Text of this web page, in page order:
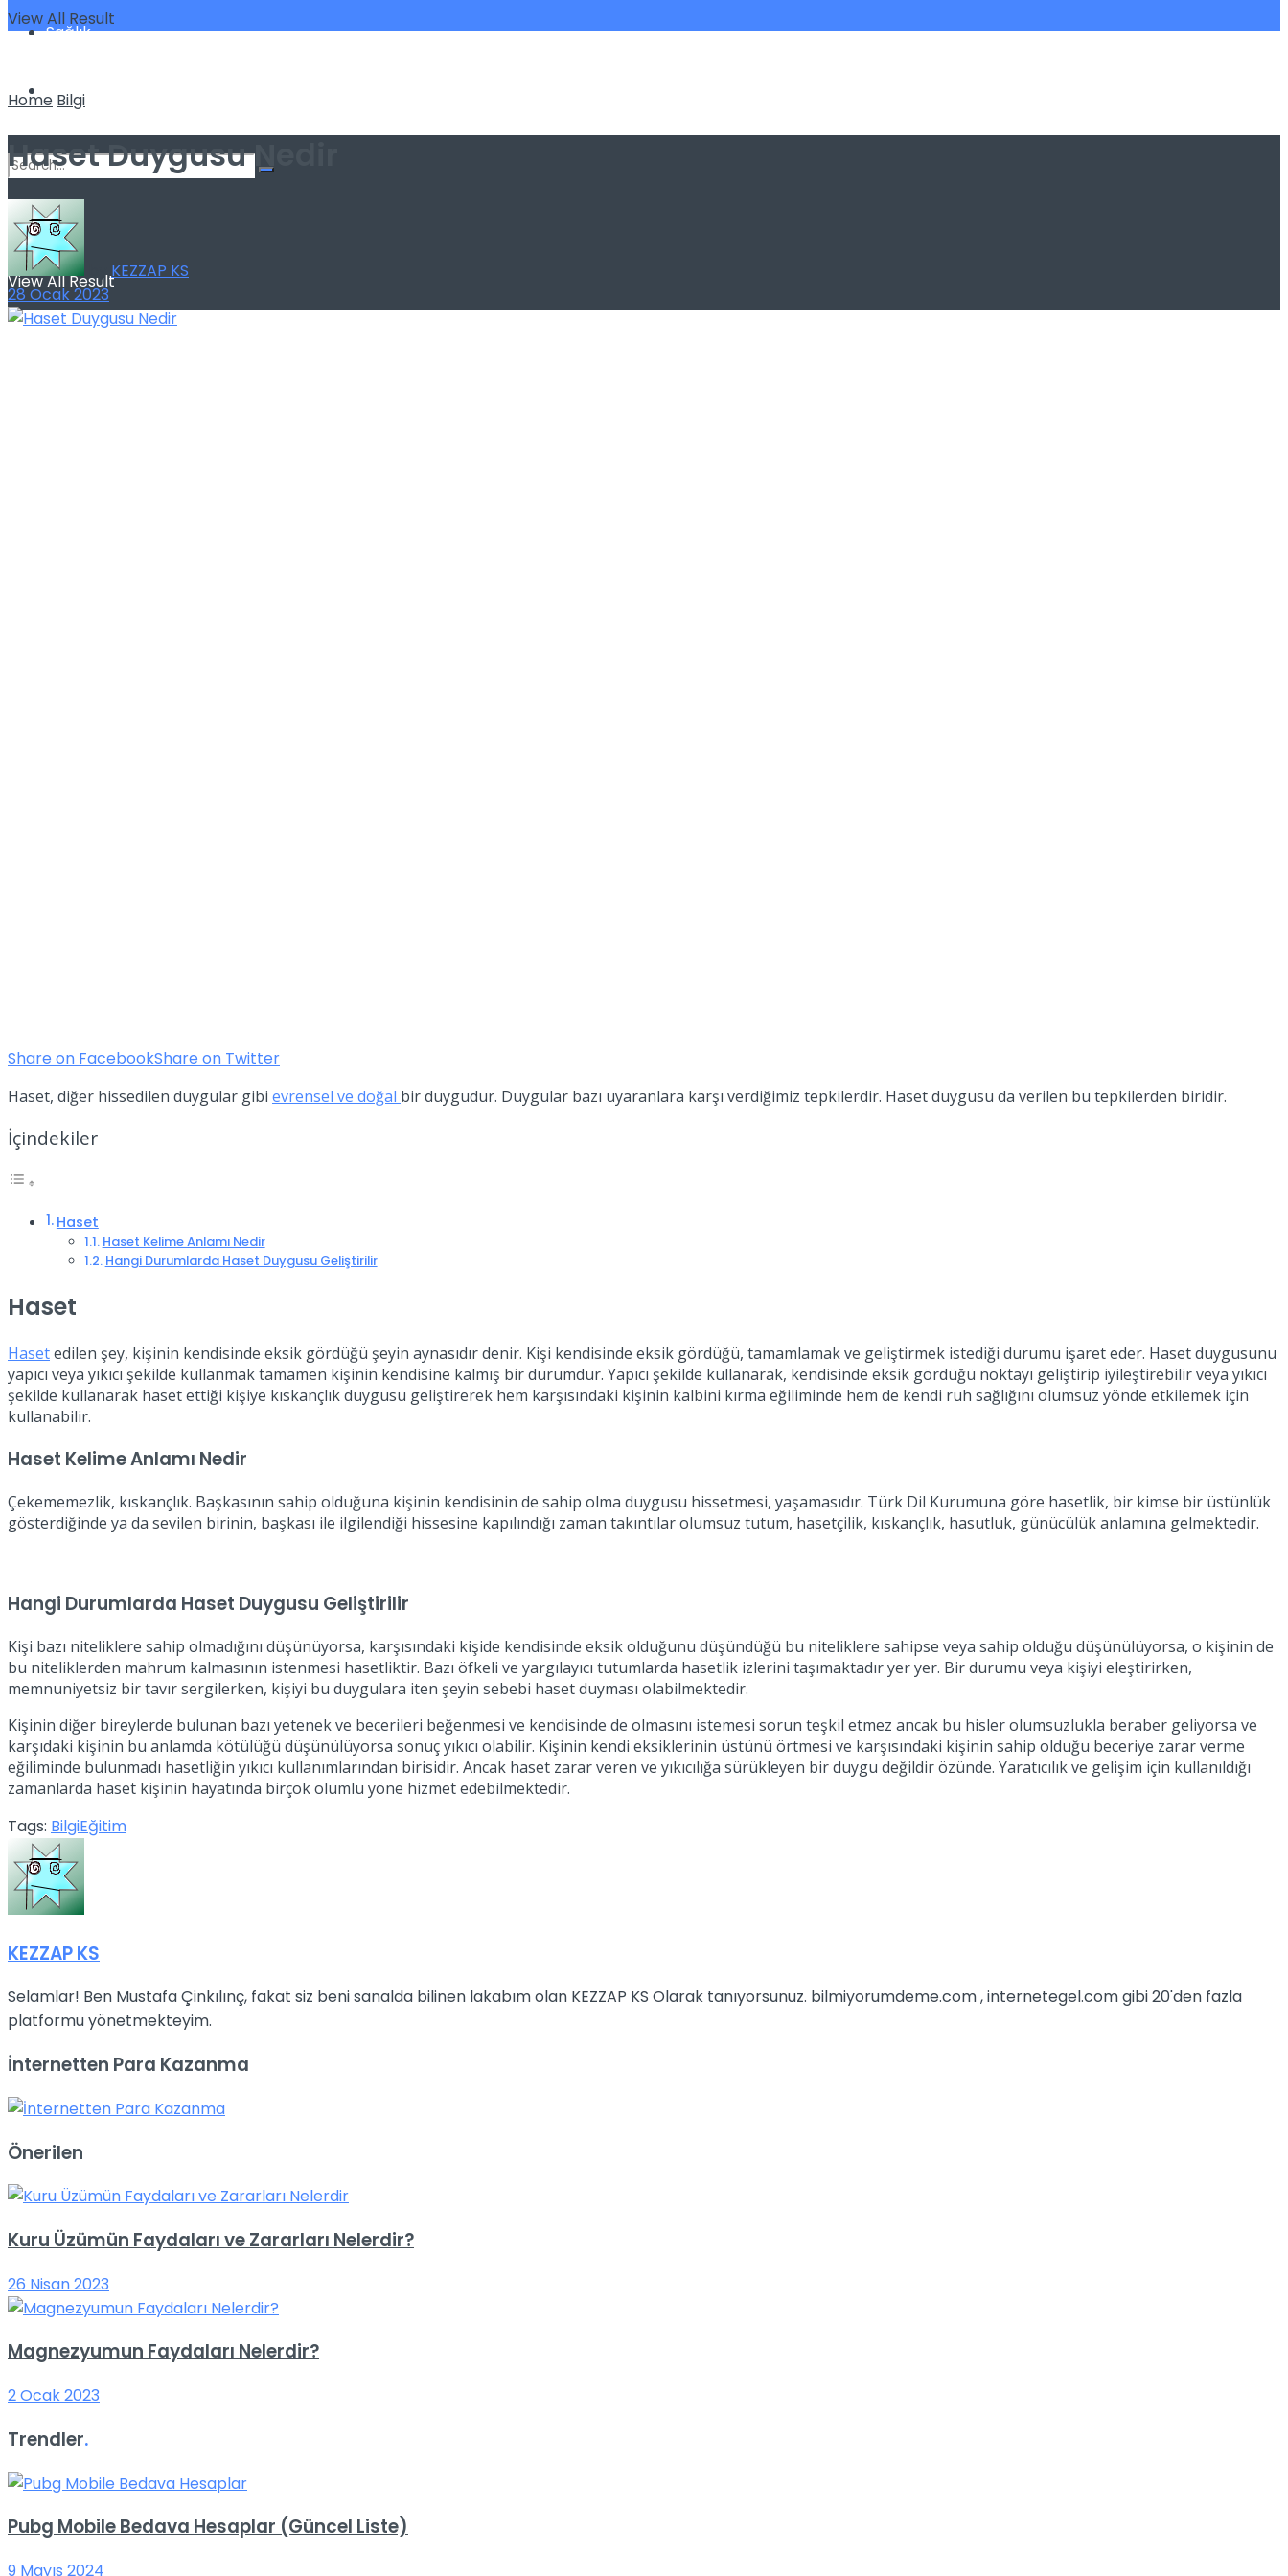
Sağlık
Spor
No Result
View All Result
View All Result
Home Bilgi
Haset Duygusu Nedir
byKEZZAP KS
28 Ocak 2023
Share on FacebookShare on Twitter
Haset, diğer hissedilen duygular gibi evrensel ve doğal bir duygudur. Duygular bazı uyaranlara karşı verdiğimiz tepkilerdir. Haset duygusu da verilen bu tepkilerden biridir.
İçindekiler
Haset
Haset Kelime Anlamı Nedir
Hangi Durumlarda Haset Duygusu Geliştirilir
Haset
Hasetedilen şey, kişinin kendisinde eksik gördüğü şeyin aynasıdır denir. Kişi kendisinde eksik gördüğü, tamamlamak ve geliştirmek istediği durumu işaret eder. Haset duygusunu
yapıcı veya yıkıcı şekilde kullanmak tamamen kişinin kendisine kalmış bir durumdur. Yapıcı şekilde kullanarak, kendisinde eksik gördüğü noktayı geliştirip iyileştirebilir veya yıkıcı
şekilde kullanarak haset ettiği kişiye kıskançlık duygusu geliştirerek hem karşısındaki kişinin kalbini kırma eğiliminde hem de kendi ruh sağlığını olumsuz yönde etkilemek için
kullanabilir.
Haset Kelime Anlamı Nedir
Çekememezlik, kıskançlık. Başkasının sahip olduğuna kişinin kendisinin de sahip olma duygusu hissetmesi, yaşamasıdır. Türk Dil Kurumuna göre hasetlik, bir kimse bir üstünlük
gösterdiğinde ya da sevilen birinin, başkası ile ilgilendiği hissesine kapılındığı zaman takıntılar olumsuz tutum, hasetçilik, kıskançlık, hasutluk, günücülük anlamına gelmektedir.
Hangi Durumlarda Haset Duygusu Geliştirilir
Kişi bazı niteliklere sahip olmadığını düşünüyorsa, karşısındaki kişide kendisinde eksik olduğunu düşündüğü bu niteliklere sahipse veya sahip olduğu düşünülüyorsa, o kişinin de
bu niteliklerden mahrum kalmasının istenmesi hasetliktir. Bazı öfkeli ve yargılayıcı tutumlarda hasetlik izlerini taşımaktadır yer yer. Bir durumu veya kişiyi eleştirirken,
memnuniyetsiz bir tavır sergilerken, kişiyi bu duygulara iten şeyin sebebi haset duyması olabilmektedir.
Kişinin diğer bireylerde bulunan bazı yetenek ve becerileri beğenmesi ve kendisinde de olmasını istemesi sorun teşkil etmez ancak bu hisler olumsuzlukla beraber geliyorsa ve
karşıdaki kişinin bu anlamda kötülüğü düşünülüyorsa sonuç yıkıcı olabilir. Kişinin kendi eksiklerinin üstünü örtmesi ve karşısındaki kişinin sahip olduğu beceriye zarar verme
eğiliminde bulunmadı hasetliğin yıkıcı kullanımlarından birisidir. Ancak haset zarar veren ve yıkıcılığa sürükleyen bir duygu değildir özünde. Yaratıcılık ve gelişim için kullanıldığı
zamanlarda haset kişinin hayatında birçok olumlu yöne hizmet edebilmektedir.
Tags: BilgiEğitim
KEZZAP KS
Selamlar! Ben Mustafa Çinkılınç, fakat siz beni sanalda bilinen lakabım olan KEZZAP KS Olarak tanıyorsunuz. bilmiyorumdeme.com , internetegel.com gibi 20'den fazla
platformu yönetmekteyim.
İnternetten Para Kazanma
Önerilen
Kuru Üzümün Faydaları ve Zararları Nelerdir?
26 Nisan 2023
Magnezyumun Faydaları Nelerdir?
2 Ocak 2023
Trendler.
Pubg Mobile Bedava Hesaplar (Güncel Liste)
9 Mayıs 2024